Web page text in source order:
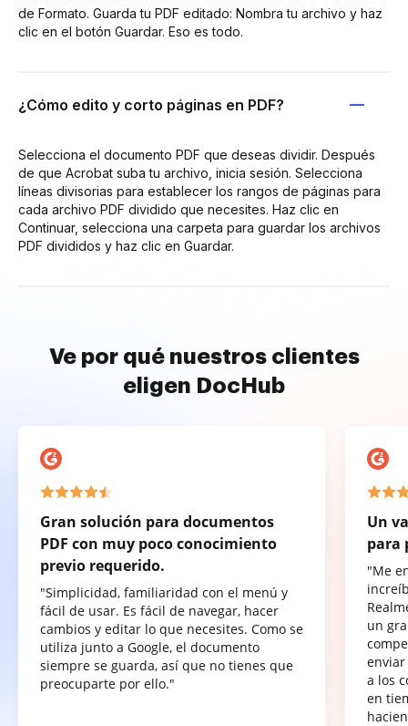
de Formato. Guarda tu PDF editado: Nombra tu archivo y haz
clic en el botón Guardar. Eso es todo.
¿Cómo edito y corto páginas en PDF?
Selecciona el documento PDF que deseas dividir. Después
de que Acrobat suba tu archivo, inicia sesión. Selecciona
líneas divisorias para establecer los rangos de páginas para
cada archivo PDF dividido que necesites. Haz clic en
Continuar, selecciona una carpeta para guardar los archivos
PDF divididos y haz clic en Guardar.
Ve por qué nuestros clientes
eligen DocHub
Gran solución para documentos
PDF con muy poco conocimiento
previo requerido.
"Simplicidad, familiaridad con el menú y
fácil de usar. Es fácil de navegar, hacer
cambios y editar lo que necesites. Como se
utiliza junto a Google, el documento
siempre se guarda, así que no tienes que
preocuparte por ello."
Un
para
"Me
un
a los
en